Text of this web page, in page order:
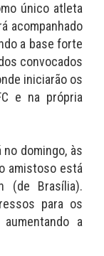
único atleta
acompanhado
a base forte
convocados
iniciarão os
e na própria
domingo, às
amistoso está
(de Brasília).
para os
a